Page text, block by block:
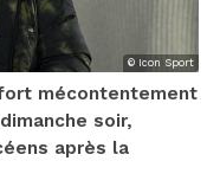
© Icon Sport
mécontentement
soir,
après la